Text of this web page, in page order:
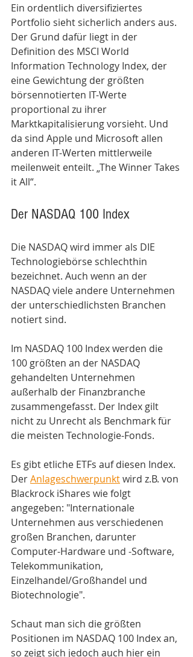
Ein ordentlich diversifiziertes
Portfolio sieht sicherlich anders aus.
Der Grund dafür liegt in der
Definition des MSCI World
Information Technology Index, der
eine Gewichtung der größten
börsennotierten IT-Werte
proportional zu ihrer
Marktkapitalisierung vorsieht. Und
da sind Apple und Microsoft allen
anderen IT-Werten mittlerweile
meilenweit enteilt. „The Winner Takes
it All“.
Der NASDAQ 100 Index
Die NASDAQ wird immer als DIE
Technologiebörse schlechthin
bezeichnet. Auch wenn an der
NASDAQ viele andere Unternehmen
der unterschiedlichsten Branchen
notiert sind.
Im NASDAQ 100 Index werden die
100 größten an der NASDAQ
gehandelten Unternehmen
außerhalb der Finanzbranche
zusammengefasst. Der Index gilt
nicht zu Unrecht als Benchmark für
die meisten Technologie-Fonds.
Es gibt etliche ETFs auf diesen Index.
Der Anlageschwerpunkt wird z.B. von
Blackrock iShares wie folgt
angegeben: "Internationale
Unternehmen aus verschiedenen
großen Branchen, darunter
Computer-Hardware und -Software,
Telekommunikation,
Einzelhandel/Großhandel und
Biotechnologie".
Schaut man sich die größten
Positionen im NASDAQ 100 Index an,
so zeigt sich jedoch auch hier ein